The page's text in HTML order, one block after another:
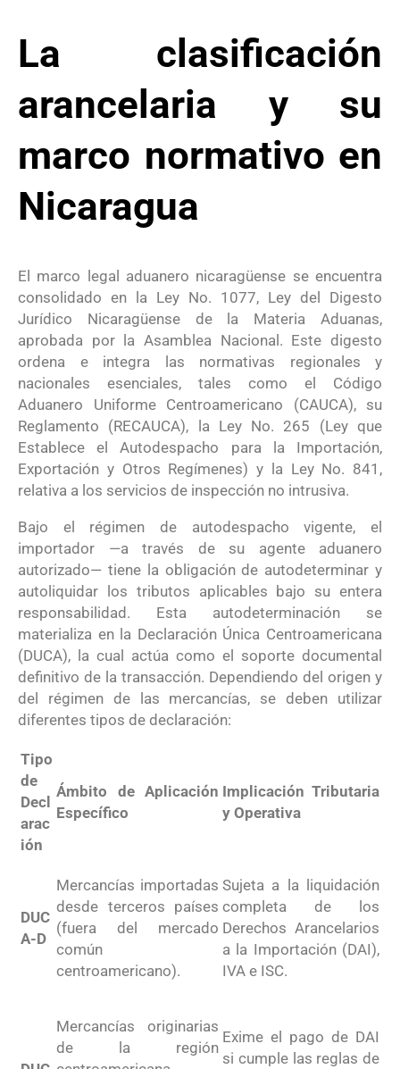
La clasificación
arancelaria y su
marco normativo en
Nicaragua
El marco legal aduanero nicaragüense se encuentra
consolidado en la Ley No. 1077, Ley del Digesto
Jurídico Nicaragüense de la Materia Aduanas,
aprobada por la Asamblea Nacional. Este digesto
ordena e integra las normativas regionales y
nacionales esenciales, tales como el Código
Aduanero Uniforme Centroamericano (CAUCA), su
Reglamento (RECAUCA), la Ley No. 265 (Ley que
Establece el Autodespacho para la Importación,
Exportación y Otros Regímenes) y la Ley No. 841,
relativa a los servicios de inspección no intrusiva.
Bajo el régimen de autodespacho vigente, el
importador —a través de su agente aduanero
autorizado— tiene la obligación de autodeterminar y
autoliquidar los tributos aplicables bajo su entera
responsabilidad. Esta autodeterminación se
materializa en la Declaración Única Centroamericana
(DUCA), la cual actúa como el soporte documental
definitivo de la transacción. Dependiendo del origen y
del régimen de las mercancías, se deben utilizar
diferentes tipos de declaración:
Tipo
de
Decl
arac
ión
Ámbito de Aplicación
Específico
Implicación Tributaria
y Operativa
DUC
A-D
Mercancías importadas
desde terceros países
(fuera del mercado
común
centroamericano).
Sujeta a la liquidación
completa de los
Derechos Arancelarios
a la Importación (DAI),
IVA e ISC.
Mercancías originarias
de la región
Exime el pago de DAI
si cumple las reglas de